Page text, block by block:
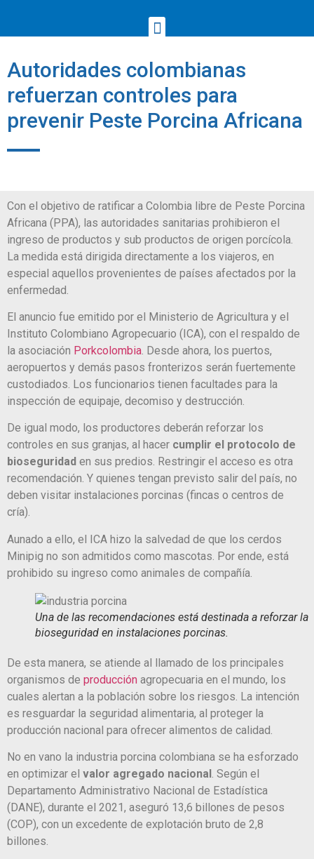
Autoridades colombianas
refuerzan controles para
prevenir Peste Porcina Africana
Con el objetivo de ratificar a Colombia libre de Peste Porcina
Africana (PPA), las autoridades sanitarias prohibieron el
ingreso de productos y sub productos de origen porcícola.
La medida está dirigida directamente a los viajeros, en
especial aquellos provenientes de países afectados por la
enfermedad.
El anuncio fue emitido por el Ministerio de Agricultura y el
Instituto Colombiano Agropecuario (ICA), con el respaldo de
la asociación Porkcolombia. Desde ahora, los puertos,
aeropuertos y demás pasos fronterizos serán fuertemente
custodiados. Los funcionarios tienen facultades para la
inspección de equipaje, decomiso y destrucción.
De igual modo, los productores deberán reforzar los
controles en sus granjas, al hacer cumplir el protocolo de
bioseguridad en sus predios. Restringir el acceso es otra
recomendación. Y quienes tengan previsto salir del país, no
deben visitar instalaciones porcinas (fincas o centros de
cría).
Aunado a ello, el ICA hizo la salvedad de que los cerdos
Minipig no son admitidos como mascotas. Por ende, está
prohibido su ingreso como animales de compañía.
Una de las recomendaciones está destinada a reforzar la
bioseguridad en instalaciones porcinas.
De esta manera, se atiende al llamado de los principales
organismos de producción agropecuaria en el mundo, los
cuales alertan a la población sobre los riesgos. La intención
es resguardar la seguridad alimentaria, al proteger la
producción nacional para ofrecer alimentos de calidad.
No en vano la industria porcina colombiana se ha esforzado
en optimizar el valor agregado nacional . Según el
Departamento Administrativo Nacional de Estadística
(DANE), durante el 2021, aseguró 13,6 billones de pesos
(COP), con un excedente de explotación bruto de 2,8
billones.